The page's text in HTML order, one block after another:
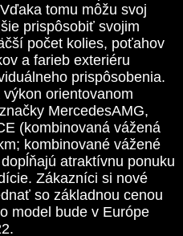
tomu môžu svoj
prispôsobiť svojim
počet kolies, poťahov
a farieb exteriéru
prispôsobenia.
orientovanom
MercedesAMG,
(kombinovaná vážená
kombinované vážené
atraktívnu ponuku
Zákazníci si nové
so základnou cenou
model bude v Európe